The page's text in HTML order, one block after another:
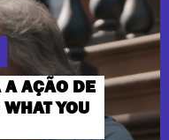
AÇÃO DE
YOU